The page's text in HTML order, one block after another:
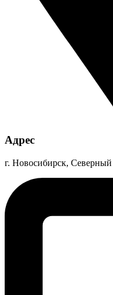
Адрес
г. Новосибирск, Северный